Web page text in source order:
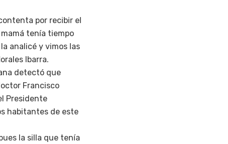
por recibir el
tenía tiempo
analicé y vimos las
Ibarra.
detectó que
Francisco
Presidente
habitantes de este
la silla que tenía